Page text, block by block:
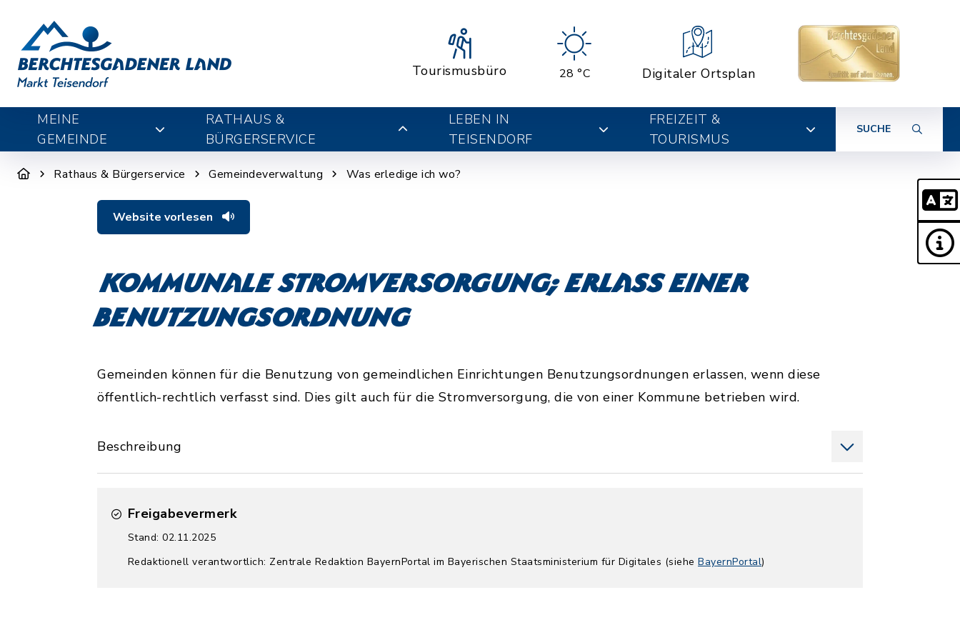
Tourismusbüro 28 °C Digitaler Ortsplan
MEINE
GEMEINDE
RATHAUS &
BÜRGERSERVICE
LEBEN IN
TEISENDORF
FREIZEIT &
TOURISMUS
SUCHE
Rathaus & Bürgerservice Gemeindeverwaltung Was erledige ich wo?
Website vorlesen
Kommunale Stromversorgung; Erlass einer
Benutzungsordnung
Gemeinden können für die Benutzung von gemeindlichen Einrichtungen Benutzungsordnungen erlassen, wenn diese
öffentlich-rechtlich verfasst sind. Dies gilt auch für die Stromversorgung, die von einer Kommune betrieben wird.
Beschreibung
Freigabevermerk
Stand: 02.11.2025
Redaktionell verantwortlich: Zentrale Redaktion BayernPortal im Bayerischen Staatsministerium für Digitales (siehe BayernPortal)